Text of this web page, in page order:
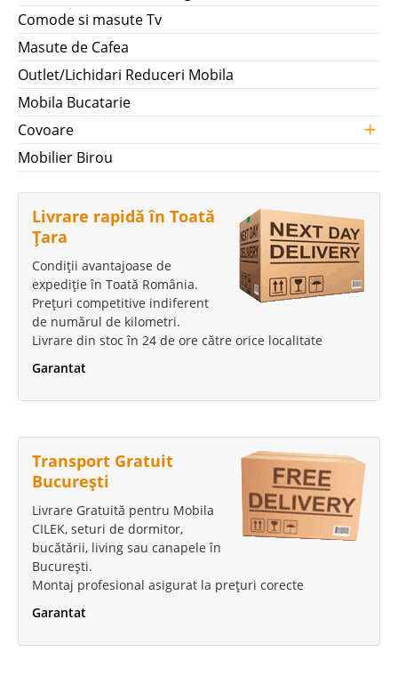
Comode si masute Tv
Masute de Cafea
Outlet/Lichidari Reduceri Mobila
Mobila Bucatarie
Covoare
+
Mobilier Birou
Livrare rapidă în Toată
Țara
Condiții avantajoase de
expediție în Toată România.
Prețuri competitive indiferent
de numărul de kilometri.
Livrare din stoc în 24 de ore către orice localitate
Garantat
Transport Gratuit
București
Livrare Gratuită pentru Mobila
CILEK, seturi de dormitor,
bucătării, living sau canapele în
București.
Montaj profesional asigurat la prețuri corecte
Garantat